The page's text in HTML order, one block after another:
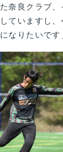
奈良クラブ
ていますし
なりたいです